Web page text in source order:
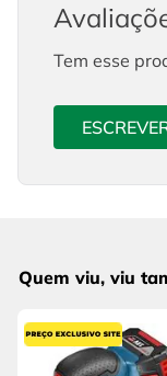
Tem esse
Quem viu, viu